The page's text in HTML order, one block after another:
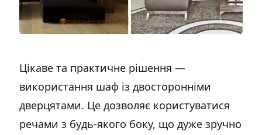
Цікаве та практичне рішення —
використання шаф із двосторонніми
дверцятами. Це дозволяє користуватися
речами з будь-якого боку, що дуже зручно